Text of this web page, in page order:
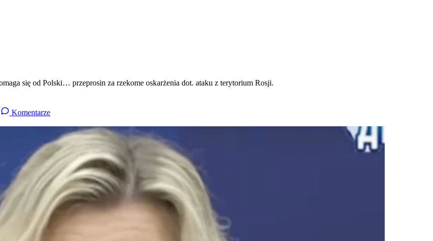
się od Polski… przeprosin za rzekome oskarżenia dot. ataku z terytorium Rosji.
Komentarze